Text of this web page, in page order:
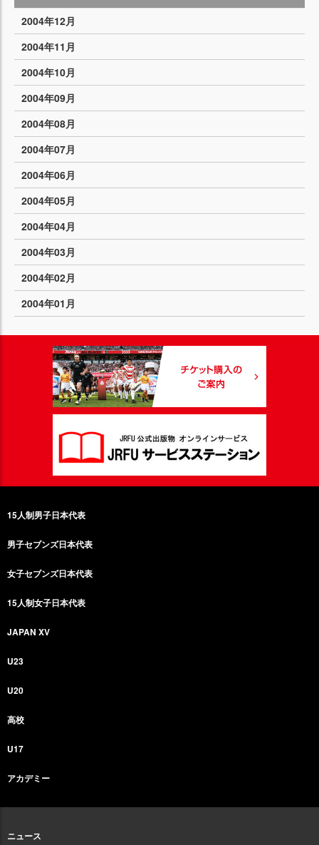
2004年12月
2004年11月
2004年10月
2004年09月
2004年08月
2004年07月
2004年06月
2004年05月
2004年04月
2004年03月
2004年02月
2004年01月
15人制男子日本代表
男子セブンズ日本代表
女子セブンズ日本代表
15人制女子日本代表
JAPAN XV
U23
U20
高校
U17
アカデミー
ニュース